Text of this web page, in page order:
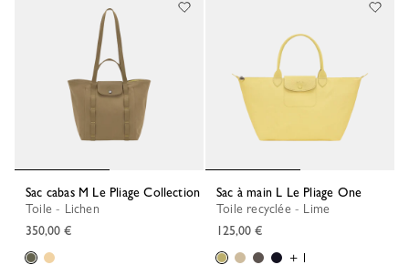
Sac cabas M Le Pliage Collection
Toile - Lichen
350,00 €
Sac à main L Le Pliage One
Toile recyclée - Lime
125,00 €
+ 1